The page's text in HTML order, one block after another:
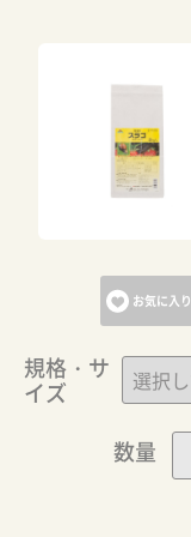
お気に入
規格・サ
イズ
数量